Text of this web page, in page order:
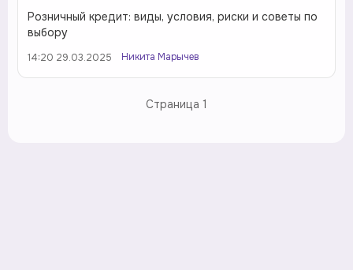
Розничный кредит: виды, условия, риски и советы по
выбору
14:20 29.03.2025 Никита Марычев
Страница 1